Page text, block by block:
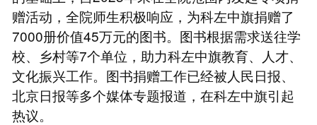
赠活动，全院师生积极响应，为科左中旗捐赠了
7000册价值45万元的图书。图书根据需求送往学
校、乡村等7个单位，助力科左中旗教育、人才、
文化振兴工作。图书捐赠工作已经被人民日报、
北京日报等多个媒体专题报道，在科左中旗引起
热议。